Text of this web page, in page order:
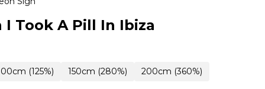
I Took A Pill In Ibiza
(125%) 150cm (280%) 200cm (360%)